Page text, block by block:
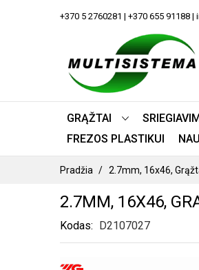
+370 5 2760281 | +370 655 91188
GRĄŽTAI
FREZOS PLASTIKUI
Pradžia 2.7mm, 16x46,
2.7MM, 16X46,
Kodas D2107027
PEREITI